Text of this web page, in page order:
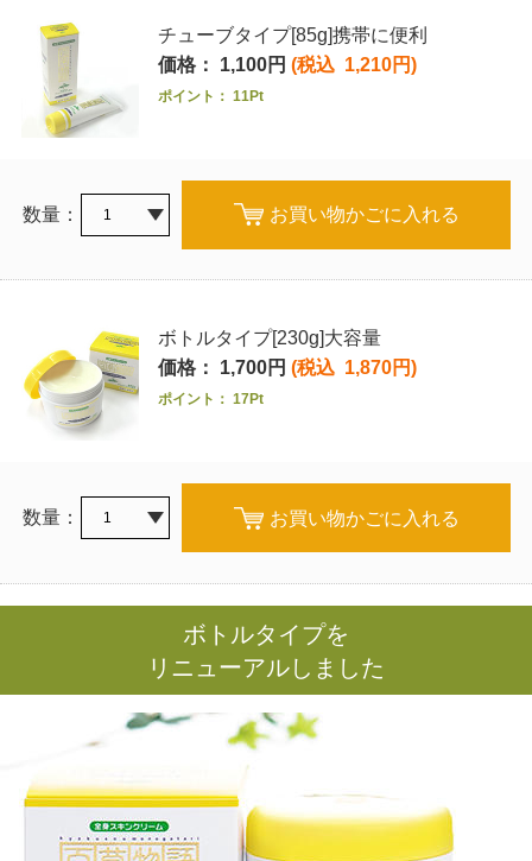
チューブタイプ[85g]携帯に便利
価格： 1,100円 (税込 1,210円)
ポイント： 11Pt
数量： お買い物かごに入れる
ボトルタイプ[230g]大容量
価格： 1,700円 (税込 1,870円)
ポイント： 17Pt
数量： お買い物かごに入れる
ボトルタイプを
リニューアルしました